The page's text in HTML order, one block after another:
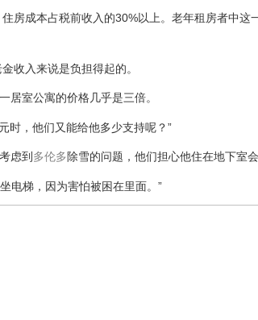
房成本占税前收入的30%以上。老年租房者中这
收入来说是负担得起的。
居室公寓的价格几乎是三倍。
时，他们又能给他多少支持呢？”
虑到 多伦多除雪的问题，他们担心他住在地下室会
电梯，因为害怕被困在里面。”